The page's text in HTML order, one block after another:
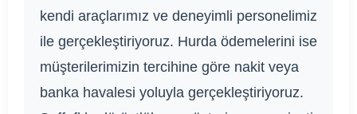
kendi araçlarımız ve deneyimli personelimiz
ile gerçekleştiriyoruz. Hurda ödemelerini ise
müşterilerimizin tercihine göre nakit veya
banka havalesi yoluyla gerçekleştiriyoruz.